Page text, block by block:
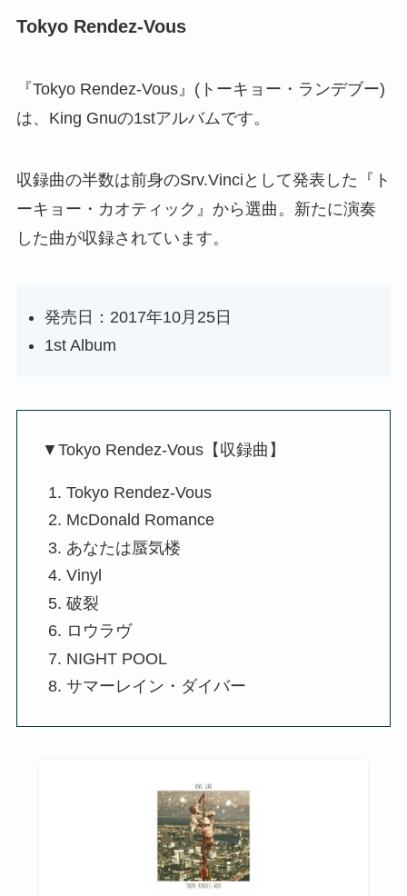
Tokyo Rendez-Vous
『Tokyo Rendez-Vous』(トーキョー・ランデブー)
は、King Gnuの1stアルバムです。
収録曲の半数は前身のSrv.Vinciとして発表した『ト
ーキョー・カオティック』から選曲。新たに演奏
した曲が収録されています。
発売日：2017年10月25日
1st Album
▼Tokyo Rendez-Vous【収録曲】
Tokyo Rendez-Vous
McDonald Romance
あなたは蜃気楼
Vinyl
破裂
ロウラヴ
NIGHT POOL
サマーレイン・ダイバー